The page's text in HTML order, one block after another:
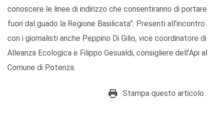
conoscere le linee di indirizzo che consentiranno di portare
fuori dal guado la Regione Basilicata”. Presenti all’incontro
con i giornalisti anche Peppino Di Gilio, vice coordinatore di
Alleanza Ecologica e Filippo Gesualdi, consigliere dell’Api al
Comune di Potenza.
Stampa questo articolo